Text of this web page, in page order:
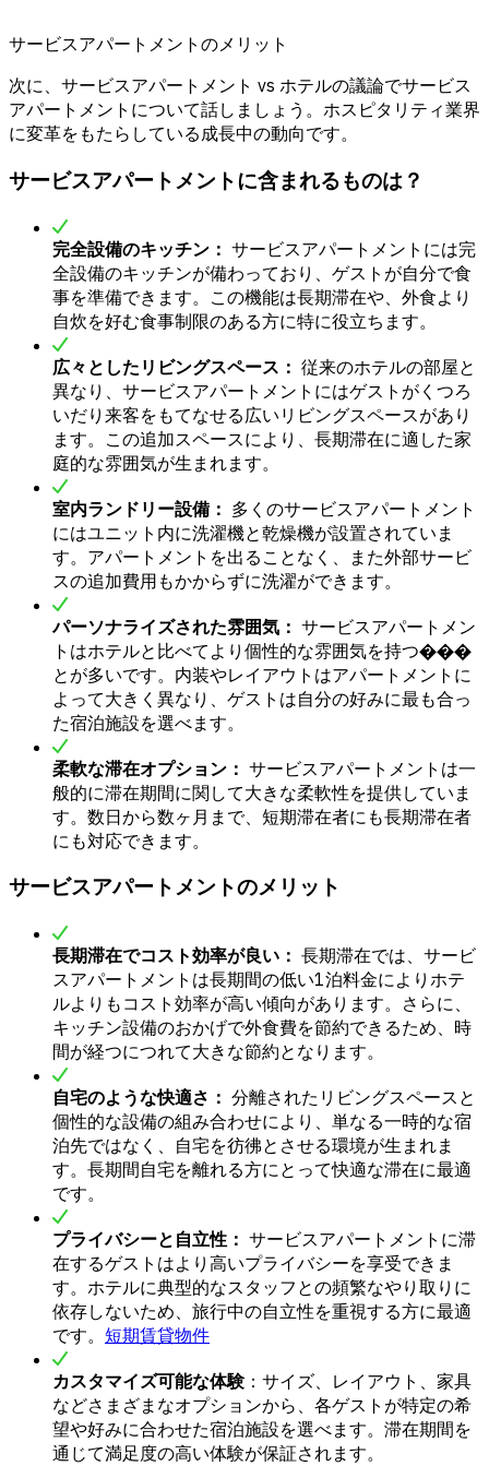
サービスアパートメントのメリット
次に、サービスアパートメント vs ホテルの議論でサービス
アパートメントについて話しましょう。ホスピタリティ業界
に変革をもたらしている成長中の動向です。
サービスアパートメントに含まれるものは？
完全設備のキッチン： サービスアパートメントには完
全設備のキッチンが備わっており、ゲストが自分で食
事を準備できます。この機能は長期滞在や、外食より
自炊を好む食事制限のある方に特に役立ちます。
広々としたリビングスペース： 従来のホテルの部屋と
異なり、サービスアパートメントにはゲストがくつろ
いだり来客をもてなせる広いリビングスペースがあり
ます。この追加スペースにより、長期滞在に適した家
庭的な雰囲気が生まれます。
室内ランドリー設備： 多くのサービスアパートメント
にはユニット内に洗濯機と乾燥機が設置されていま
す。アパートメントを出ることなく、また外部サービ
スの追加費用もかからずに洗濯ができます。
パーソナライズされた雰囲気： サービスアパートメン
トはホテルと比べてより個性的な雰囲気を持つ���
とが多いです。内装やレイアウトはアパートメントに
よって大きく異なり、ゲストは自分の好みに最も合っ
た宿泊施設を選べます。
柔軟な滞在オプション： サービスアパートメントは一
般的に滞在期間に関して大きな柔軟性を提供していま
す。数日から数ヶ月まで、短期滞在者にも長期滞在者
にも対応できます。
サービスアパートメントのメリット
長期滞在でコスト効率が良い： 長期滞在では、サービ
スアパートメントは長期間の低い1泊料金によりホテ
ルよりもコスト効率が高い傾向があります。さらに、
キッチン設備のおかげで外食費を節約できるため、時
間が経つにつれて大きな節約となります。
自宅のような快適さ： 分離されたリビングスペースと
個性的な設備の組み合わせにより、単なる一時的な宿
泊先ではなく、自宅を彷彿とさせる環境が生まれま
す。長期間自宅を離れる方にとって快適な滞在に最適
です。
プライバシーと自立性： サービスアパートメントに滞
在するゲストはより高いプライバシーを享受できま
す。ホテルに典型的なスタッフとの頻繁なやり取りに
依存しないため、旅行中の自立性を重視する方に最適
です。 短期賃貸物件
カスタマイズ可能な体験：サイズ、レイアウト、家具
などさまざまなオプションから、各ゲストが特定の希
望や好みに合わせた宿泊施設を選べます。滞在期間を
通じて満足度の高い体験が保証されます。